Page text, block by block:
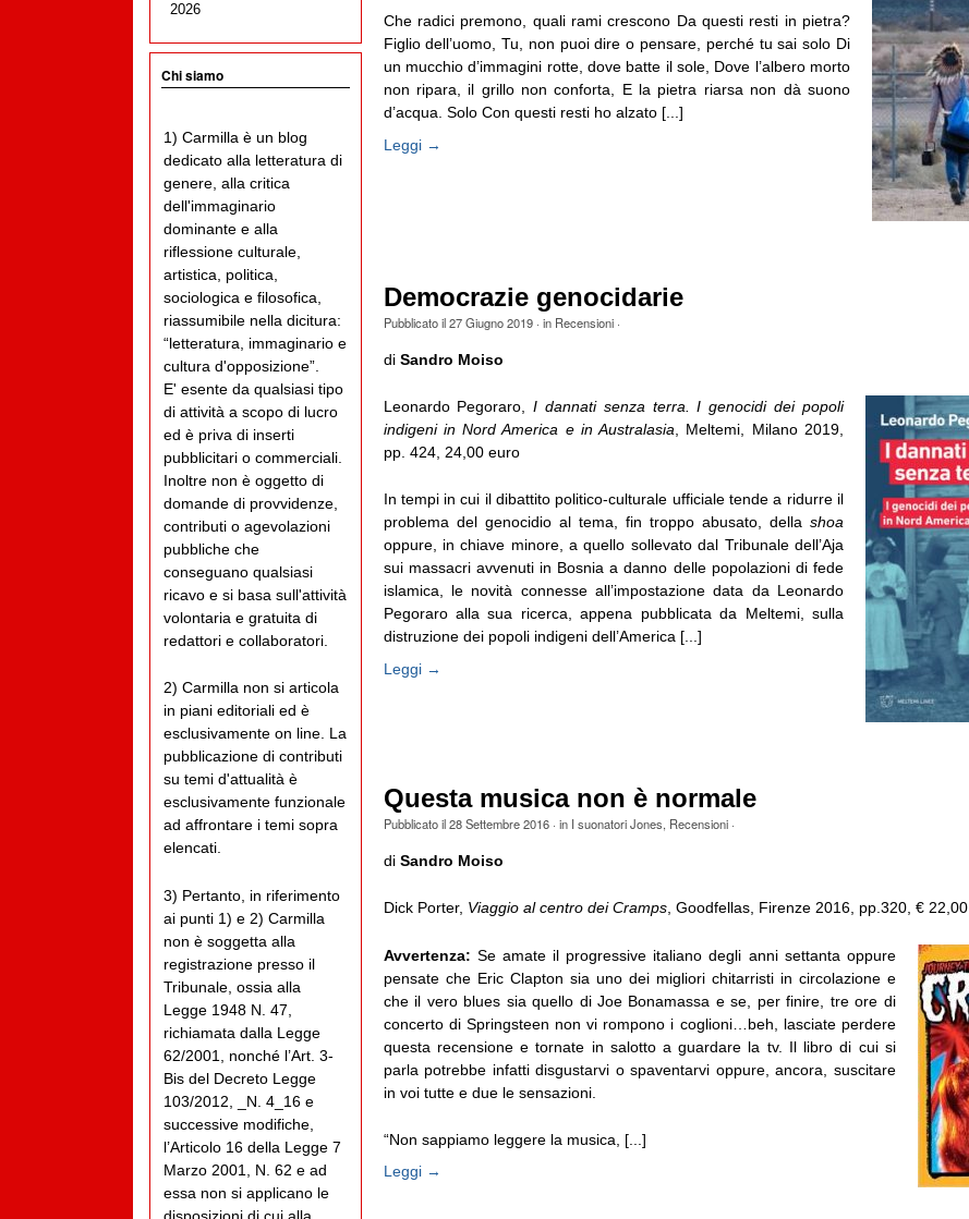
Che radici premono, quali rami crescono Da questi resti in pietra?
Figlio dell’uomo, Tu, non puoi dire o pensare, perché tu sai solo Di
un mucchio d’immagini rotte, dove batte il sole, Dove l’albero morto
non ripara, il grillo non conforta, E la pietra riarsa non dà suono
d’acqua. Solo Con questi resti ho alzato [...]
Leggi →
Democrazie genocidarie
Pubblicato il27 Giugno 2019· in Recensioni·
di Sandro Moiso
Leonardo Pegoraro,I dannati senza terra. I genocidi dei popoli
indigeni in Nord America e in Australasia , Meltemi, Milano 2019,
pp. 424, 24,00 euro
In tempi in cui il dibattito politico-culturale ufficiale tende a ridurre il
problema del genocidio al tema, fin troppo abusato, della shoa
oppure, in chiave minore, a quello sollevato dal Tribunale dell’Aja
sui massacri avvenuti in Bosnia a danno delle popolazioni di fede
islamica, le novità connesse all’impostazione data da Leonardo
Pegoraro alla sua ricerca, appena pubblicata da Meltemi, sulla
distruzione dei popoli indigeni dell’America [...]
Leggi →
Questa musica non è normale
Pubblicato il28 Settembre 2016· in I suonatori Jones, Recensioni·
di Sandro Moiso
Dick Porter, Viaggio al centro dei Cramps, Goodfellas, Firenze 2016, pp.320, € 22,00
Avvertenza: Se amate il progressive italiano degli anni settanta oppure
pensate che Eric Clapton sia uno dei migliori chitarristi in circolazione e
che il vero blues sia quello di Joe Bonamassa e se, per finire, tre ore di
concerto di Springsteen non vi rompono i coglioni…beh, lasciate perdere
questa recensione e tornate in salotto a guardare la tv. Il libro di cui si
parla potrebbe infatti disgustarvi o spaventarvi oppure, ancora, suscitare
in voi tutte e due le sensazioni.
“Non sappiamo leggere la musica, [...]
Leggi →
2026
Chi siamo
1) Carmilla è un blog
dedicato alla letteratura di
genere, alla critica
dell'immaginario
dominante e alla
riflessione culturale,
artistica, politica,
sociologica e filosofica,
riassumibile nella dicitura:
“letteratura, immaginario e
cultura d'opposizione”.
E' esente da qualsiasi tipo
di attività a scopo di lucro
ed è priva di inserti
pubblicitari o commerciali.
Inoltre non è oggetto di
domande di provvidenze,
contributi o agevolazioni
pubbliche che
conseguano qualsiasi
ricavo e si basa sull'attività
volontaria e gratuita di
redattori e collaboratori.
2) Carmilla non si articola
in piani editoriali ed è
esclusivamente on line. La
pubblicazione di contributi
su temi d'attualità è
esclusivamente funzionale
ad affrontare i temi sopra
elencati.
3) Pertanto, in riferimento
ai punti 1) e 2) Carmilla
non è soggetta alla
registrazione presso il
Tribunale, ossia alla
Legge 1948 N. 47,
richiamata dalla Legge
62/2001, nonché l’Art. 3-
Bis del Decreto Legge
103/2012, _N. 4_16 e
successive modifiche,
l’Articolo 16 della Legge 7
Marzo 2001, N. 62 e ad
essa non si applicano le